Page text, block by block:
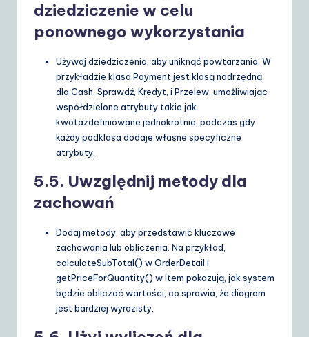
dziedziczenie w celu
ponownego wykorzystania
Używaj dziedziczenia, aby uniknąć powtarzania. W
przykładzie klasa Payment jest klasą nadrzędną
dla Cash Sprawdź Kredyt , i Przelew , umożliwiając
współdzielone atrybuty takie jak
kwotazdefiniowane jednokrotnie, podczas gdy
każdy podklasa dodaje własne specyficzne
atrybuty.
5.5. Uwzględnij metody dla
zachowań
Dodaj metody, aby przedstawić kluczowe
zachowania lub obliczenia. Na przykład,
calculateSubTotal() wOrderDetail i
getPriceForQuantity() wItem pokazują, jak system
będzie obliczać wartości, co sprawia, że diagram
jest bardziej wyrazisty.